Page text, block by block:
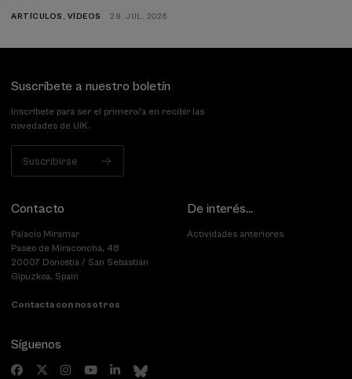
ARTÍCULOS , VÍDEOS 28. JUL, 2026
Suscríbete a nuestro boletín
Inscríbete para ser el primero/a en recibir las
novedades de UIK.
Suscribirse
Contacto
Palacio Miramar
Paseo de Miraconcha, 48
20007 Donostia / San Sebastián
Gipuzkoa, Spain
Contacta con nosotros
De interés...
Actividades anteriores
Síguenos